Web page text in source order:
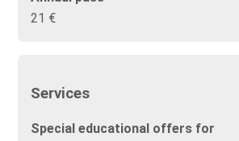
21 €
Services
Special educational offers for